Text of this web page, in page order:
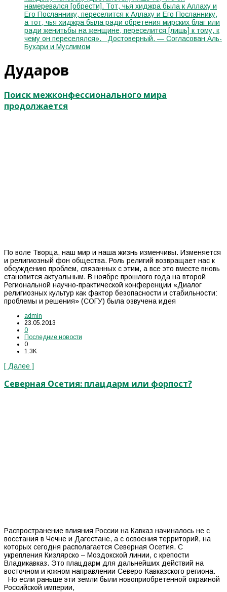
намеревался [обрести]. Тот, чья хиджра была к Аллаху и
Его Посланнику, переселится к Аллаху и Его Посланнику,
а тот, чья хиджра была ради обретения мирских благ или
ради женитьбы на женщине, переселится [лишь] к тому, к
чему он переселялся». Достоверный. — Согласован Аль-
Бухари и Муслимом
Дударов
Поиск межконфессионального мира
продолжается
По воле Творца, наш мир и наша жизнь изменчивы. Изменяется
и религиозный фон общества. Роль религий возвращает нас к
обсуждению проблем, связанных с этим, а все это вместе вновь
становится актуальным. В ноябре прошлого года на второй
Региональной научно-практической конференции «Диалог
религиозных культур как фактор безопасности и стабильности:
проблемы и решения» (СОГУ) была озвучена идея
admin
23.05.2013
0
Последние новости
0
1.3K
[ Далее ]
Северная Осетия: плацдарм или форпост?
Распространение влияния России на Кавказ начиналось не с
восстания в Чечне и Дагестане, а с освоения территорий, на
которых сегодня располагается Северная Осетия. С
укрепления Кизлярско – Моздокской линии, с крепости
Владикавказ. Это плацдарм для дальнейших действий на
восточном и южном направлении Северо-Кавказского региона.
Но если раньше эти земли были новоприобретенной окраиной
Российской империи,